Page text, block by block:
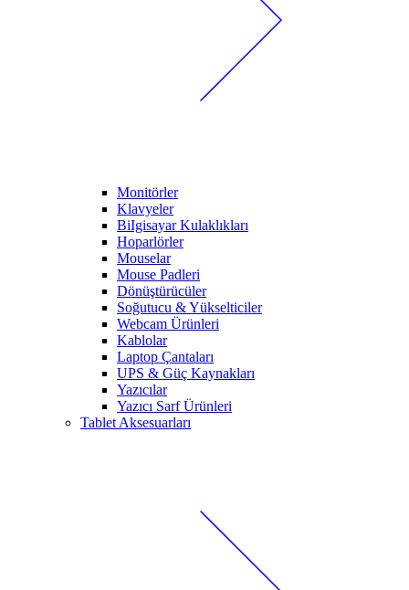
Monitörler
Klavyeler
BiIgisayar Kulaklıkları
Hoparlörler
Mouselar
Mouse Padleri
Dönüştürücüler
Soğutucu & Yükselticiler
Webcam Ürünleri
Kablolar
Laptop Çantaları
UPS & Güç Kaynakları
Yazıcılar
Yazıcı Sarf Ürünleri
Tablet Aksesuarları